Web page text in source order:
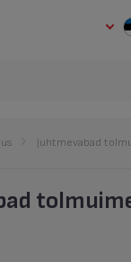
Juhtmevabad